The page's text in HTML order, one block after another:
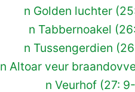
n Golden luchter
n Tabbernoakel
n Tussengerdien
n Altoar veur
n Veurhof (27: